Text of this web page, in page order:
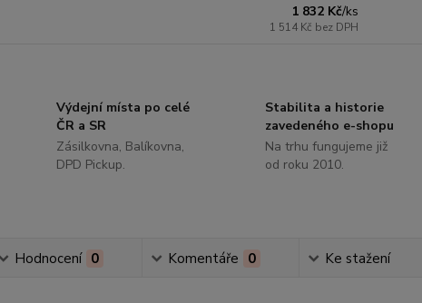
1 832 Kč/ks
1 514 Kč bez DPH
Výdejní místa po celé
ČR a SR
Zásilkovna, Balíkovna,
DPD Pickup.
Stabilita a historie
zavedeného e-shopu
Na trhu fungujeme již
od roku 2010.
Hodnocení 0 Komentáře 0 Ke stažení